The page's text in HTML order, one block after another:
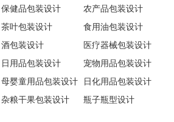
保健品包装设计
农产品包装设计
茶叶包装设计
食用油包装设计
酒包装设计
医疗器械包装设计
日用品包装设计
宠物用品包装设计
母婴童用品包装设计
日化用品包装设计
杂粮干果包装设计
瓶子瓶型设计